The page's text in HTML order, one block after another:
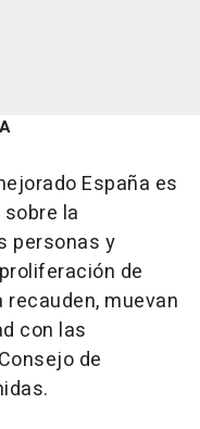
España es
la
personas y
de
muevan
con las
de